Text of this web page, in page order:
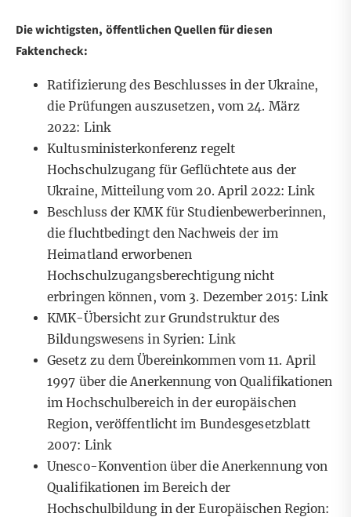
Die wichtigsten, öffentlichen Quellen für diesen
Faktencheck:
Ratifizierung des Beschlusses in der Ukraine,
die Prüfungen auszusetzen, vom 24. März
2022: Link
Kultusministerkonferenz regelt
Hochschulzugang für Geflüchtete aus der
Ukraine, Mitteilung vom 20. April 2022:Link
Beschluss der KMK für Studienbewerberinnen,
die fluchtbedingt den Nachweis der im
Heimatland erworbenen
Hochschulzugangsberechtigung nicht
erbringen können, vom 3. Dezember 2015:Link
KMK-Übersicht zur Grundstruktur des
Bildungswesens in Syrien: Link
Gesetz zu dem Übereinkommen vom 11. April
1997 über die Anerkennung von Qualifikationen
im Hochschulbereich in der europäischen
Region, veröffentlicht im Bundesgesetzblatt
2007: Link
Unesco-Konvention über die Anerkennung von
Qualifikationen im Bereich der
Hochschulbildung in der Europäischen Region: